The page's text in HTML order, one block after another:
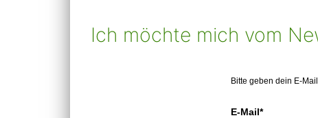
Ich möchte mich vom
Bitte geben dein E-
E-Mail*